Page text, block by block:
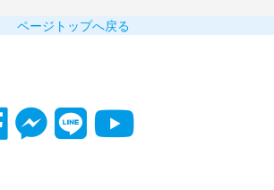
ページトップへ戻る